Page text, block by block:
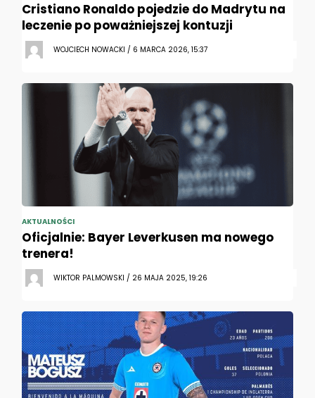
Cristiano Ronaldo pojedzie do Madrytu na
leczenie po poważniejszej kontuzji
WOJCIECH NOWACKI / 6 MARCA 2026, 15:37
AKTUALNOŚCI
Oficjalnie: Bayer Leverkusen ma nowego
trenera!
WIKTOR PALMOWSKI / 26 MAJA 2025, 19:26